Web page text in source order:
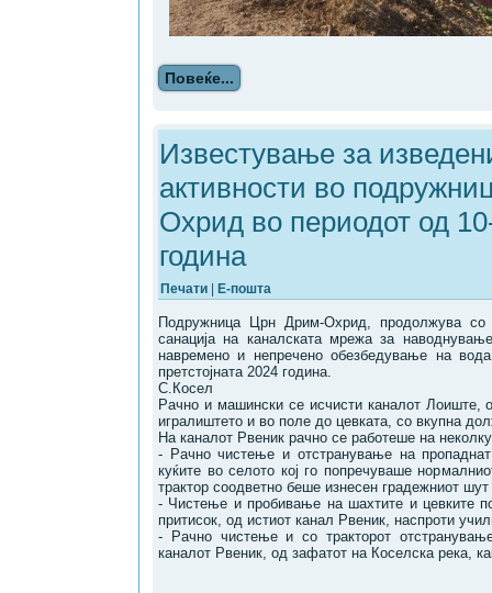
Повеќе...
Известување за
активности во
Охрид во периодот од
година
Печати Е-пошта
Подружница Црн Дрим-Охрид, продолжува
санација на каналската мрежа за
навремено и непречено обезбедување на
претстојната 2024 година.
С.Косел
Рачно и машински се исчисти каналот Лоиште,
игралиштето и во поле до цевката, со вкупна
На каналот Рвеник рачно се работеше на
- Рачно чистење и отстранување на
куќите во селото кој го попречуваше
трактор соодветно беше изнесен градежниот
- Чистење и пробивање на шахтите и цевките
притисок, од истиот канал Рвеник, наспроти
- Рачно чистење и со тракторот
каналот Рвеник, од зафатот на Коселска река,